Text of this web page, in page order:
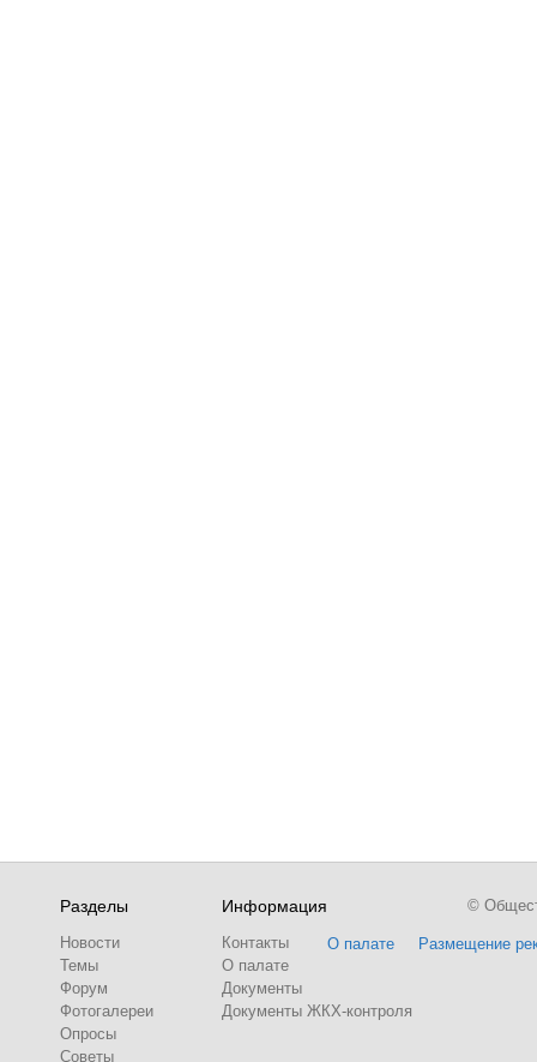
Разделы
Новости
Темы
Форум
Фотогалереи
Опросы
Советы
Информация
Контакты
О палате
Документы
Документы ЖКХ-контроля
О палате Размещение
©